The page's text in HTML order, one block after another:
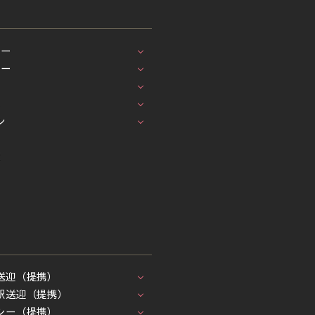
（提携）
迎（提携）
（提携）